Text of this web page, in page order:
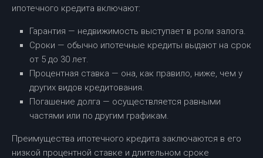
ипотечного кредита включают:
Гарантия — недвижимость выступает в роли залога.
Сроки — обычно ипотечные кредиты выдают на срок
от 5 до 30 лет.
Процентная ставка — она, как правило, ниже, чем у
других видов кредитования.
Погашение долга — осуществляется равными
частями или по другим графикам.
Преимущества ипотечного кредита заключаются в его
низкой процентной ставке и длительном сроке